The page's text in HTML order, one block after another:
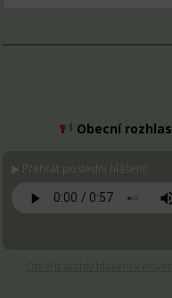
Obecní rozhlas
▶ Přehrát poslední hlášení: